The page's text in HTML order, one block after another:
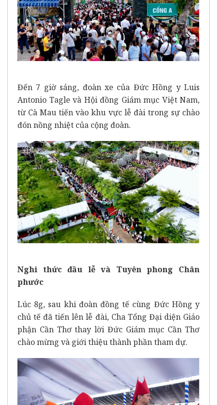
Đến 7 giờ sáng, đoàn xe của Đức Hồng y Luis
Antonio Tagle và Hội đồng Giám mục Việt Nam,
từ Cà Mau tiến vào khu vực lễ đài trong sự chào
đón nồng nhiệt của cộng đoàn.
Nghi thức đầu lễvà Tuyên phong Chân
phước
Lúc 8g, sau khi đoàn đồng tế cùng Đức Hồng y
chủ tế đã tiến lên lễ đài, Cha Tổng Đại diện Giáo
phận Cần Thơ thay lời Đức Giám mục Cần Thơ
chào mừng và giới thiệu thành phần tham dự.